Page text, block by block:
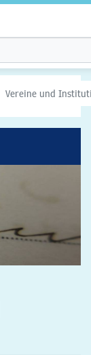
Vereine und